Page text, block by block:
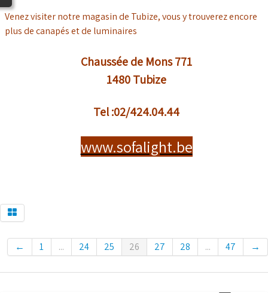
Venez visiter notre magasin de Tubize, vous y trouverez encore
plus de canapés et de luminaires
Chaussée de Mons 771
1480 Tubize
Tel :02/424.04.44
www.sofalight.be
← 1 ... 24 25 26 27 28 ... 47 →